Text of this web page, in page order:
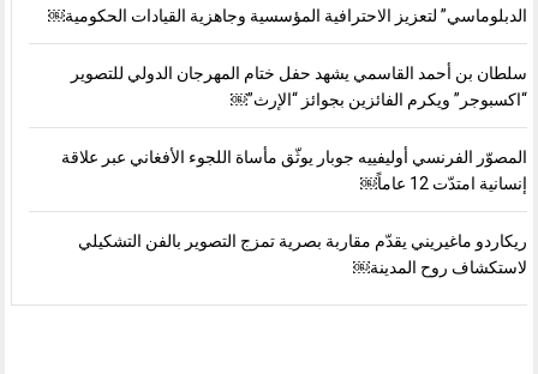
الدبلوماسي” لتعزيز الاحترافية المؤسسية وجاهزية القيادات الحكومية￼
سلطان بن أحمد القاسمي يشهد حفل ختام المهرجان الدولي للتصوير
“اكسبوجر” ويكرم الفائزين بجوائز “الإرث”￼
المصوّر الفرنسي أوليفييه جوبار يوثّق مأساة اللجوء الأفغاني عبر علاقة
إنسانية امتدّت 12 عاماً￼
ريكاردو ماغيريني يقدّم مقاربة بصرية تمزج التصوير بالفن التشكيلي
لاستكشاف روح المدينة￼